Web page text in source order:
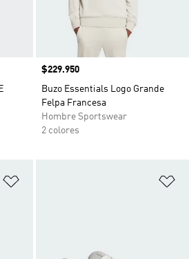
Precio
$229.950
Buzo Essentials Logo Grande
Felpa Francesa
Hombre Sportswear
2 colores